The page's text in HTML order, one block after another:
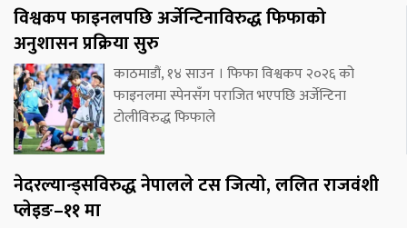
विश्वकप फाइनलपछि अर्जेन्टिनाविरुद्ध फिफाको
अनुशासन प्रक्रिया सुरु
काठमाडौं, १४ साउन । फिफा विश्वकप २०२६ को
फाइनलमा स्पेनसँग पराजित भएपछि अर्जेन्टिना
टोलीविरुद्ध फिफाले
नेदरल्यान्ड्सविरुद्ध नेपालले टस जित्यो, ललित राजवंशी
प्लेइङ–११ मा